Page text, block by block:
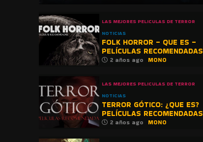
LAS MEJORES PELICULAS DE TERROR
NOTICIAS
FOLK HORROR – QUE ES –
PELÍCULAS RECOMENDADAS
2 años ago MONO
LAS MEJORES PELICULAS DE TERROR
NOTICIAS
TERROR GÓTICO: ¿QUE ES?
PELÍCULAS RECOMENDADAS
2 años ago MONO